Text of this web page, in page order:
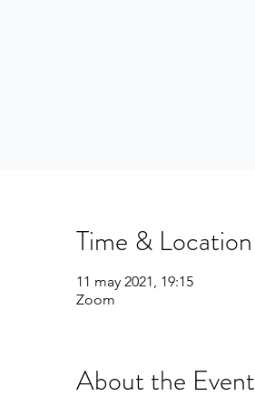
Time & Location
11 may 2021, 19:15
Zoom
About the Event